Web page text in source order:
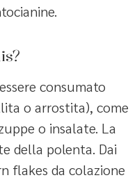
consumato
o arrostita), come
o insalate. La
della polenta. Dai
flakes da colazione